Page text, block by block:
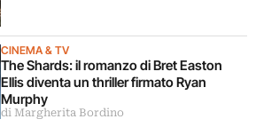
CINEMA & TV
The Shards: il romanzo di Bret Easton
Ellis diventa un thriller firmato Ryan
Murphy
di Margherita Bordino